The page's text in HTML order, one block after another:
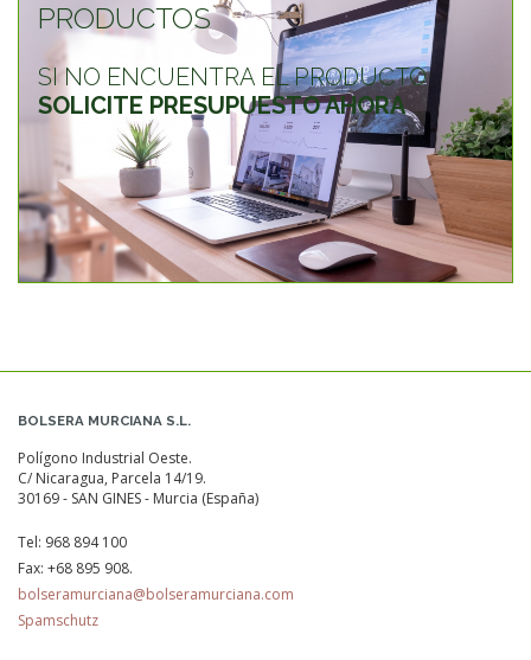
PRODUCTOS
SI NO ENCUENTRA EL PRODUCTO
SOLICITE PRESUPUESTO AHORA
BOLSERA MURCIANA S.L.
Polígono Industrial Oeste.
C/ Nicaragua, Parcela 14/19.
30169 - SAN GINES - Murcia (España)
Tel: 968 894 100
Fax: +68 895 908.
bolseramurciana@bolseramurciana.com
Spamschutz